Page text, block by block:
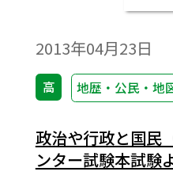
2013年04月23日
高 地歴・公民・地
政治や行政と国民
ンター試験本試験